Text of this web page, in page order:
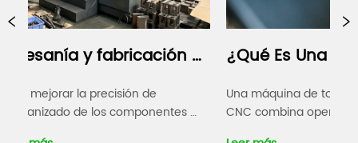
y fabricación
precisión
Nuestro taller
la precisión de
de los componentes
¿Qué Es Una
Torneado Y Fresado
CNC?
Una máquina de torneado y
CNC combina operaciones